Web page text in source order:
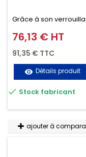
Grâce à son
d'un seul geste aussi
transport. Référence
Prix
76,13 € HT
91,35 € TTC
visibility Détails produit
 Stock fabricant
ajouter à